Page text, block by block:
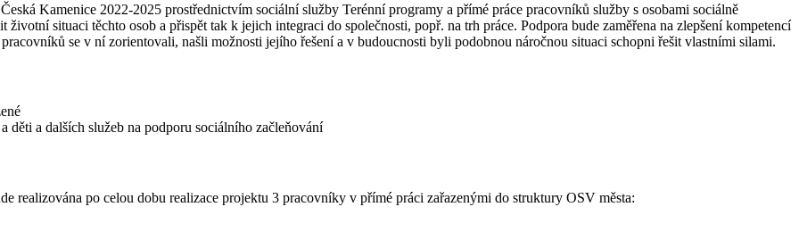
Kamenice 2022-2025 prostřednictvím sociální služby Terénní programy a přímé práce pracovníků služby s osobami sociálně
situaci těchto osob a přispět tak k jejich integraci do společnosti, popř. na trh práce. Podpora bude zaměřena na zlepšení kompetencí
se v ní zorientovali, našli možnosti jejího řešení a v budoucnosti byli podobnou náročnou situaci schopni řešit vlastními silami.
děti a dalších služeb na podporu sociálního začleňování
realizována po celou dobu realizace projektu 3 pracovníky v přímé práci zařazenými do struktury OSV města: